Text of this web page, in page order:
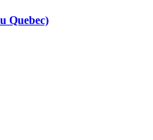
Quebec)